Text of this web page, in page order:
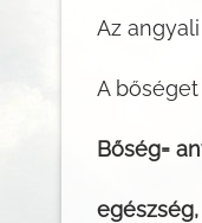
Az
A
Bőség=